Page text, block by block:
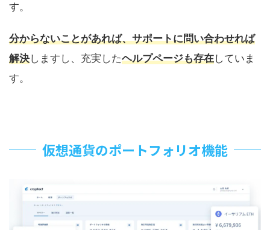
す。
分からないことがあれば、サポートに問い合わせれば
解決しますし、充実したヘルプページも存在していま
す。
仮想通貨のポートフォリオ機能